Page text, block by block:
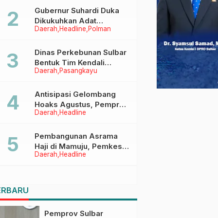
Menggapai Cita-Cita
Daerah Headline Polman
Gubernur Suhardi Duka
Dikukuhkan Adat
Balanipa, Raih Gelar Sulo
Daerah Pasangkayu
Dinas Perkebunan Sulbar
Bentuk Tim Kendali
Internal ICS untuk Dukung
di Pasangkayu
Daerah Headline
Antisipasi Gelombang
Hoaks Agustus, Pemprov
Sulbar Ajak Warga Jaga
Daerah Headline
Pembangunan Asrama
Haji di Mamuju, Pemkesra
dan Kementerian Haji
Pemprov Sulbar